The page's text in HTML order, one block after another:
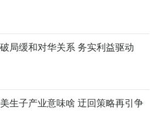
局缓和对华关系 务实利益驱动
生子产业意味啥 迂回策略再引争